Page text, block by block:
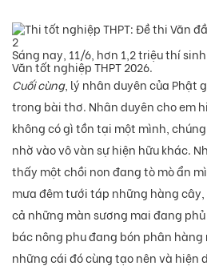
Sáng nay, 11/6, hơn 1,2 triệu thí
Văn tốt nghiệp THPT 2026.
Cuối cùng, lý nhân duyên của Phật
trong bài thơ. Nhân duyên cho em
không có gì tồn tại một mình,
nhờ vào vô vàn sự hiện hữu khác.
thấy một chồi non đang tò mò ẩn
mưa đêm tưới táp những hàng
cả những màn sương mai đang
bác nông phu đang bón phân
những cái đó cùng tạo nên và hiện